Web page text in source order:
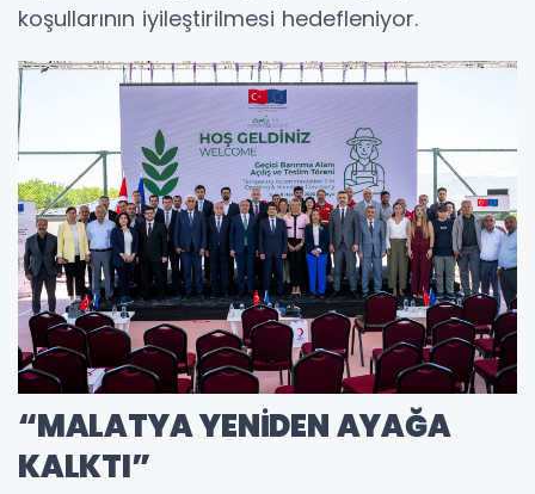
koşullarının iyileştirilmesi hedefleniyor.
“MALATYA YENİDEN AYAĞA
KALKTI”